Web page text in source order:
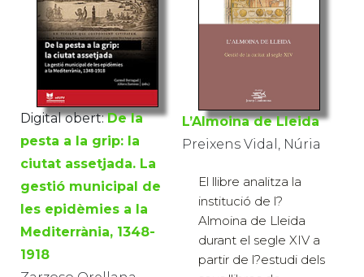
Digital obert: De la
pesta a la grip: la
ciutat assetjada. La
gestió municipal de
les epidèmies a la
Mediterrània, 1348-
1918
L’Almoina de Lleida
Preixens Vidal, Núria
El llibre analitza la
institució de l?
Almoina de Lleida
durant el segle XIV a
partir de l?estudi dels